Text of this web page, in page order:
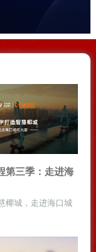
第三季：走进海
椰城，走进海口城